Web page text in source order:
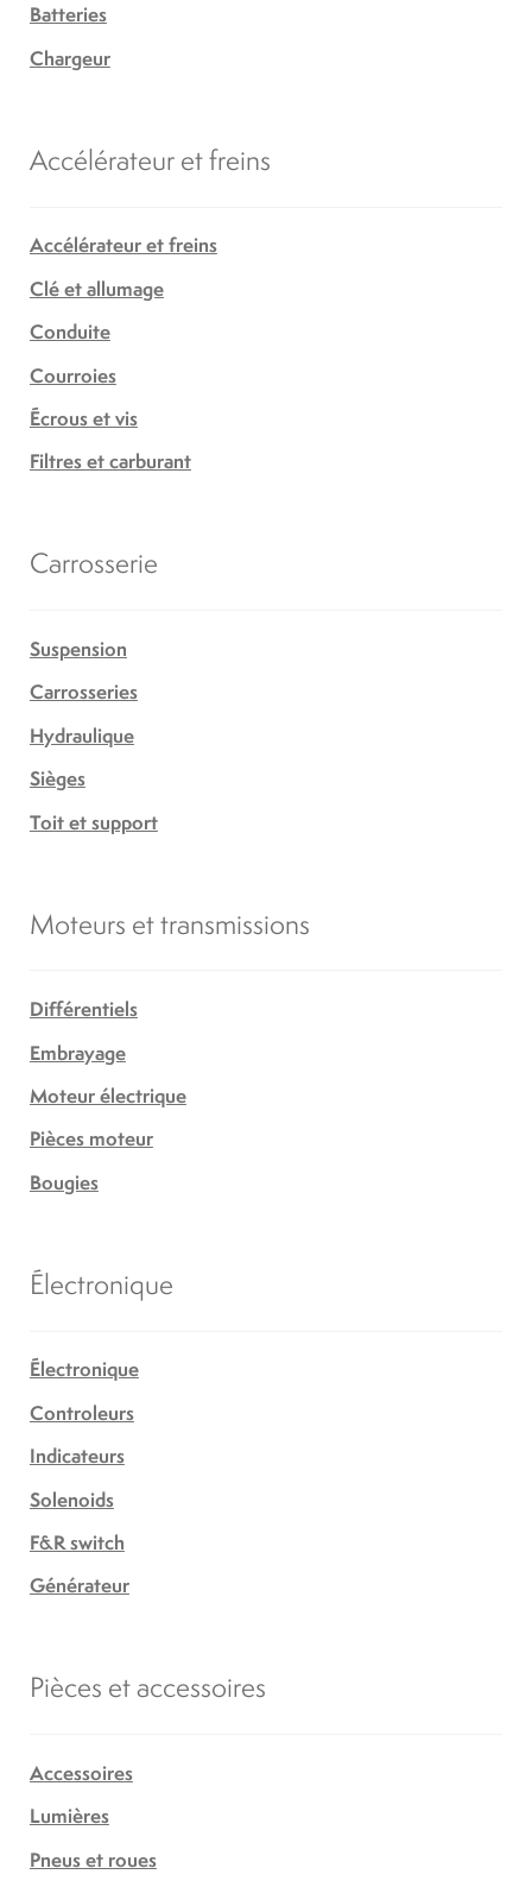
Batteries
Chargeur
Accélérateur et freins
Accélérateur et freins
Clé et allumage
Conduite
Courroies
Écrous et vis
Filtres et carburant
Carrosserie
Suspension
Carrosseries
Hydraulique
Sièges
Toit et support
Moteurs et transmissions
Différentiels
Embrayage
Moteur électrique
Pièces moteur
Bougies
Électronique
Électronique
Controleurs
Indicateurs
Solenoids
F&R switch
Générateur
Pièces et accessoires
Accessoires
Lumières
Pneus et roues